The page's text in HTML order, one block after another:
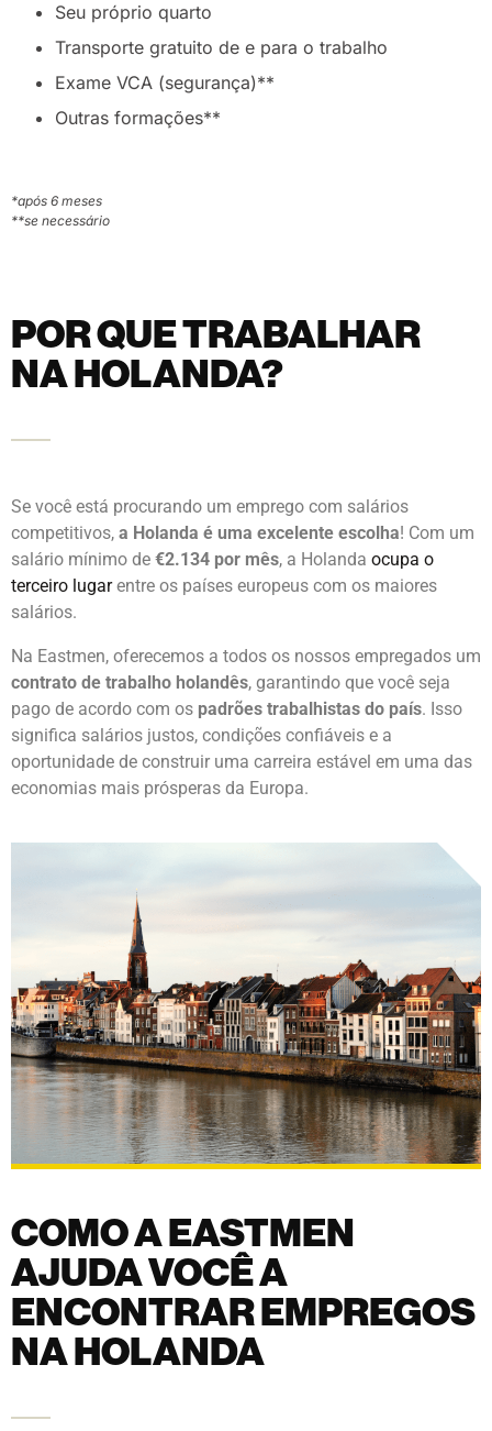
Seu próprio quarto
Transporte gratuito de e para o trabalho
Exame VCA (segurança)**
Outras formações**
*após 6 meses
**se necessário
POR QUE TRABALHAR
NA HOLANDA?
Se você está procurando um emprego com salários
competitivos, a Holanda é uma excelente escolha! Com um
salário mínimo de €2.134 por mês, a Holanda ocupa o
terceiro lugarentre os países europeus com os maiores
salários.
Na Eastmen, oferecemos a todos os nossos empregados um
contrato de trabalho holandês, garantindo que você seja
pago de acordo com os padrões trabalhistas do país. Isso
significa salários justos, condições confiáveis e a
oportunidade de construir uma carreira estável em uma das
economias mais prósperas da Europa.
COMO A EASTMEN
AJUDA VOCÊ A
ENCONTRAR
EMPREGOS NA